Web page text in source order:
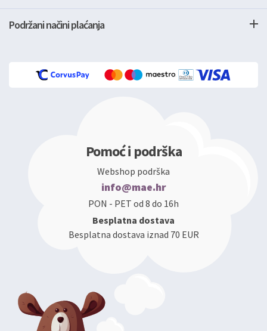
Podržani načini plaćanja
Pomoć i podrška
Webshop podrška
info@mae.hr
PON - PET od 8 do 16h
Besplatna dostava
Besplatna dostava iznad 70 EUR